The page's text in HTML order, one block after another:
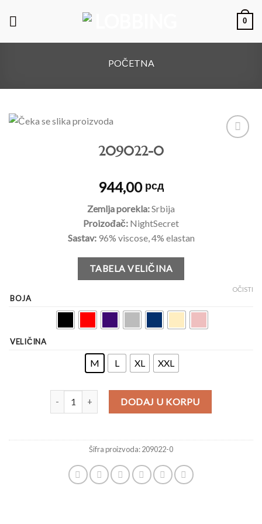
0
POČETNA
209022-0
944,00 рсд
Zemlja porekla:Srbija
Proizođač: NightSecret
Sastav:96% viscose, 4% elastan
TABELA VELIČINA
BOJA
VELIČINA
M L XL XXL
OČISTI
DODAJ U KORPU
Šifra proizvoda:209022-0